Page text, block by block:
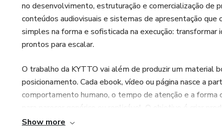
**Greife jetzt auf „Das
Übergangs“ zu und
könnte.**
no desenvolvimento, estruturação e comercialização de
conteúdos audiovisuais e sistemas de apresentação
simples na forma e sofisticada na execução:
prontos para escalar.
O trabalho da KYTTO vai além de produzir um material
posicionamento. Cada ebook, vídeo ou página nasce a
comportamento humano, o tempo de atenção e a
para parecer genérico ou replicável. O objetivo é criar
autoridade sem exagero.
Show more